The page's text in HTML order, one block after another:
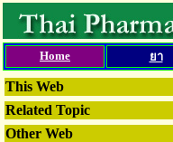
Home ยา
This Web
Related Topic
Other Web